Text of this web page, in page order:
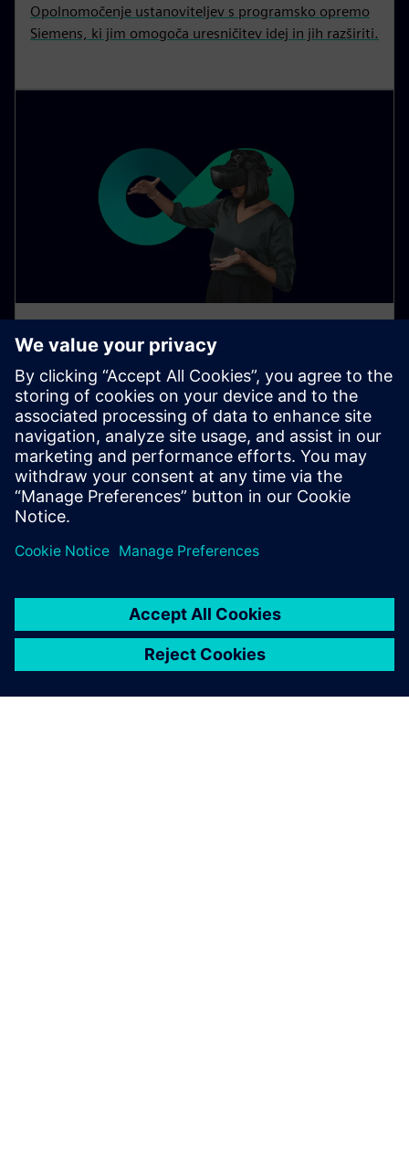
Opolnomočenje ustanoviteljev s programsko opremo
Siemens, ki jim omogoča uresničitev idej in jih razširiti.
O nas
Spoznajte ljudi v podjetju Siemens for Startups. Naša
ekipa je razdeljena po vsem svetu in predstavlja vsa
Siemensova poslovna področja.